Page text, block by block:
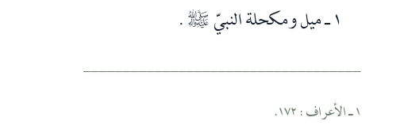
١ ـ ميل ومكحلة النبيّ
صلى‌الله‌عليه‌وآله .
___________________________________
١ ـ الأعراف : ١٧٢.